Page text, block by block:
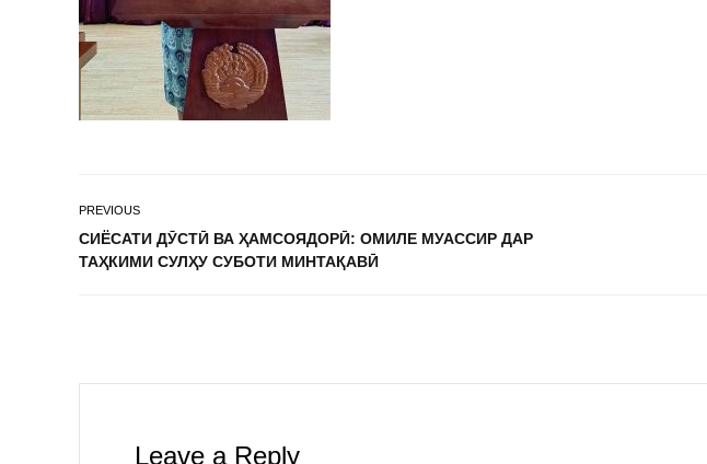
PREVIOUS
СИЁСАТИ ДӮСТӢ ВА ҲАМСОЯДОРӢ: ОМИЛЕ МУАССИР ДАР
ТАҲКИМИ СУЛҲУ СУБОТИ МИНТАҚАВӢ
Leave a Reply